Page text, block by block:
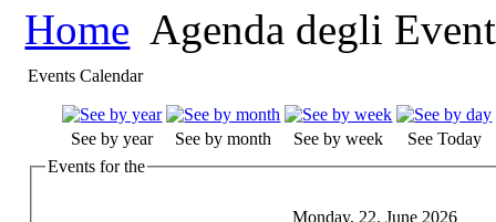
Home Agenda degli
Events Calendar
See by year See by month See by week
See Today
Events for the
Monday, 22. June 2026